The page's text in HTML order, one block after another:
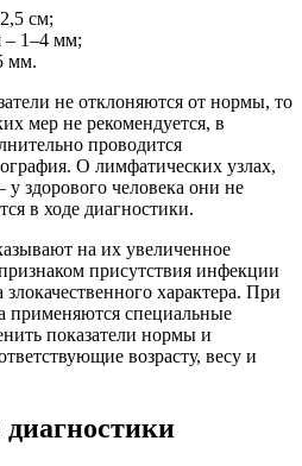
см;
– 1–4 мм;
мм.
не отклоняются от нормы, то
мер не рекомендуется, в
проводится
О лимфатических узлах,
здорового человека они не
в ходе диагностики.
на их увеличенное
присутствия инфекции
характера. При
применяются специальные
показатели нормы и
возрасту, весу и
диагностики